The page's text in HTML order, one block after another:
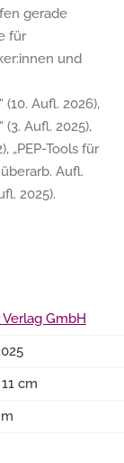
gerade
für
und
Aufl. 2026),
(3. Aufl. 2025),
„PEP-Tools für
Aufl.
2025).
GmbH
cm